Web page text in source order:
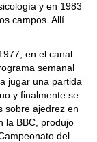
y en 1983
campos. Allí
en el canal
semanal
jugar una partida
y finalmente se
sobre ajedrez en
la BBC, produjo
del